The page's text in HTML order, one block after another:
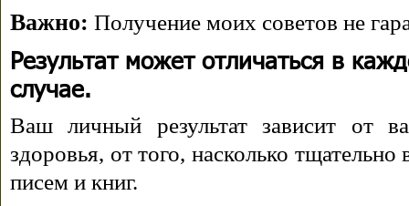
Важно: Получение моих советов не
Результат может отличаться в
случае.
Ваш личный результат зависит от
здоровья, от того, насколько
писем и книг.